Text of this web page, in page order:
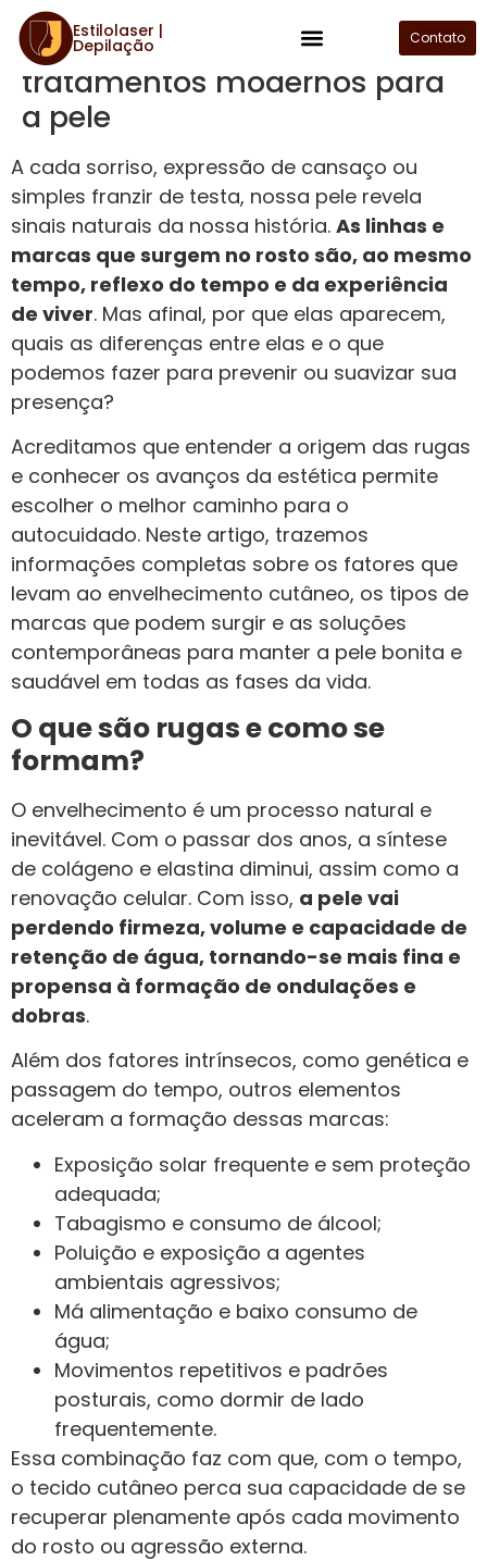
Estilolaser |
Depilação Contato
Rugas: causas, tipos e
tratamentos modernos para
a pele
A cada sorriso, expressão de cansaço ou
simples franzir de testa, nossa pele revela
sinais naturais da nossa história. As linhas e
marcas que surgem no rosto são, ao mesmo
tempo, reflexo do tempo e da experiência
de viver. Mas afinal, por que elas aparecem,
quais as diferenças entre elas e o que
podemos fazer para prevenir ou suavizar sua
presença?
Acreditamos que entender a origem das rugas
e conhecer os avanços da estética permite
escolher o melhor caminho para o
autocuidado. Neste artigo, trazemos
informações completas sobre os fatores que
levam ao envelhecimento cutâneo, os tipos de
marcas que podem surgir e as soluções
contemporâneas para manter a pele bonita e
saudável em todas as fases da vida.
O que são rugas e como se
formam?
O envelhecimento é um processo natural e
inevitável. Com o passar dos anos, a síntese
de colágeno e elastina diminui, assim como a
renovação celular. Com isso, a pele vai
perdendo firmeza, volume e capacidade de
retenção de água, tornando-se mais fina e
propensa à formação de ondulações e
dobras.
Além dos fatores intrínsecos, como genética e
passagem do tempo, outros elementos
aceleram a formação dessas marcas:
Exposição solar frequente e sem proteção
adequada;
Tabagismo e consumo de álcool;
Poluição e exposição a agentes
ambientais agressivos;
Má alimentação e baixo consumo de
água;
Movimentos repetitivos e padrões
posturais, como dormir de lado
frequentemente.
Essa combinação faz com que, com o tempo,
o tecido cutâneo perca sua capacidade de se
recuperar plenamente após cada movimento
do rosto ou agressão externa.